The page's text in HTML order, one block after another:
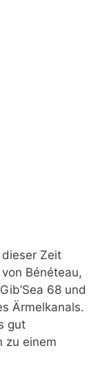
Zeit
von Bénéteau,
68 und
Ärmelkanals.
gut
zu einem